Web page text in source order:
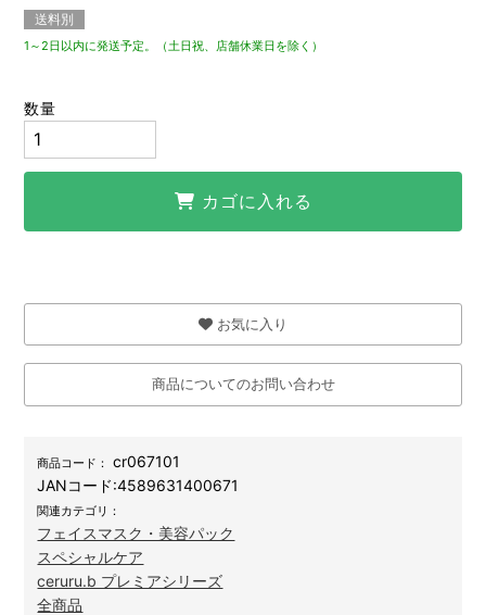
送料別
1～2日以内に発送予定。（土日祝、店舗休業日を除く）
数量
カゴに入れる
お気に入り
商品についてのお問い合わせ
商品コード：
cr067101
JANコード:4589631400671
関連カテゴリ：
フェイスマスク・美容パック
スペシャルケア
ceruru.b プレミアシリーズ
全商品